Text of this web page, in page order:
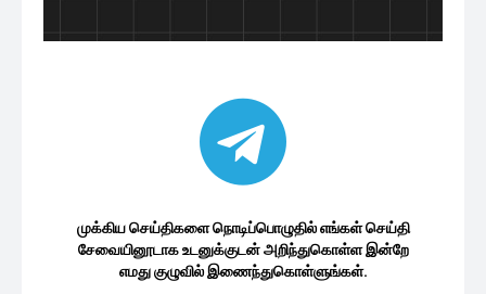
முக்கிய செய்திகளை நொடிப்பொழுதில் எங்கள் செய்தி
சேவையினூடாக உடனுக்குடன் அறிந்துகொள்ள இன்றே
எமது குழுவில் இணைந்துகொள்ளுங்கள்.